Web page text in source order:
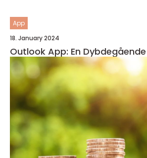
App
18. January 2024
Outlook App: En